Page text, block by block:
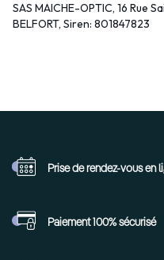
SAS MAICHE-OPTIC, 16 Rue
BELFORT, Siren: 801847823
Prise de rendez-vous en
Paiement 100%sécurisé